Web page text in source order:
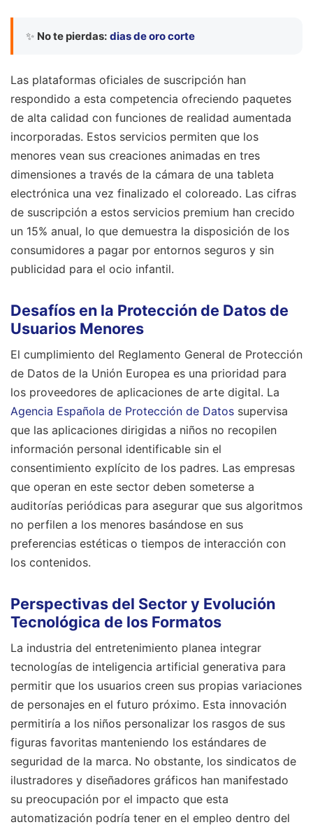
✨ No te pierdas: dias de oro corte
Las plataformas oficiales de suscripción han
respondido a esta competencia ofreciendo paquetes
de alta calidad con funciones de realidad aumentada
incorporadas. Estos servicios permiten que los
menores vean sus creaciones animadas en tres
dimensiones a través de la cámara de una tableta
electrónica una vez finalizado el coloreado. Las cifras
de suscripción a estos servicios premium han crecido
un 15% anual, lo que demuestra la disposición de los
consumidores a pagar por entornos seguros y sin
publicidad para el ocio infantil.
Desafíos en la Protección de Datos de
Usuarios Menores
El cumplimiento del Reglamento General de Protección
de Datos de la Unión Europea es una prioridad para
los proveedores de aplicaciones de arte digital. La
Agencia Española de Protección de Datos supervisa
que las aplicaciones dirigidas a niños no recopilen
información personal identificable sin el
consentimiento explícito de los padres. Las empresas
que operan en este sector deben someterse a
auditorías periódicas para asegurar que sus algoritmos
no perfilen a los menores basándose en sus
preferencias estéticas o tiempos de interacción con
los contenidos.
Perspectivas del Sector y Evolución
Tecnológica de los Formatos
La industria del entretenimiento planea integrar
tecnologías de inteligencia artificial generativa para
permitir que los usuarios creen sus propias variaciones
de personajes en el futuro próximo. Esta innovación
permitiría a los niños personalizar los rasgos de sus
figuras favoritas manteniendo los estándares de
seguridad de la marca. No obstante, los sindicatos de
ilustradores y diseñadores gráficos han manifestado
su preocupación por el impacto que esta
automatización podría tener en el empleo dentro del